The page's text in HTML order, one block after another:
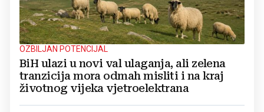
OZBILJAN POTENCIJAL
BiH ulazi u novi val ulaganja, ali zelena
tranzicija mora odmah misliti i na kraj
životnog vijeka vjetroelektrana